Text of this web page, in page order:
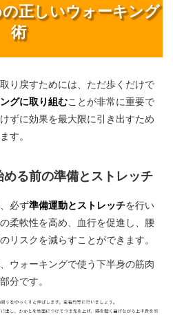
正しいウォーキング
術
り戻すためには、ただ歩くだけで
グに取り組むことが非常に重要で
ずに効果を最大限に引き出すため
す。
る前の準備とストレッチ
必ず準備運動とストレッチを行い
柔軟性を高め、血行を促進し、腰
リスクを減らすことができます。
ウォーキングで使う下半身の筋肉
分です。